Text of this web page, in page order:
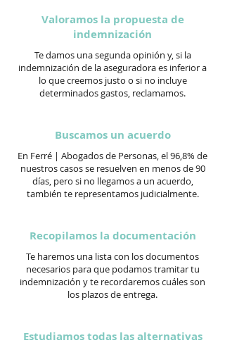
Valoramos la propuesta de
indemnización
Te damos una segunda opinión y, si la
indemnización de la aseguradora es inferior a
lo que creemos justo o si no incluye
determinados gastos, reclamamos.
Buscamos un acuerdo
En Ferré | Abogados de Personas, el 96,8% de
nuestros casos se resuelven en menos de 90
días, pero si no llegamos a un acuerdo,
también te representamos judicialmente.
Recopilamos la documentación
Te haremos una lista con los documentos
necesarios para que podamos tramitar tu
indemnización y te recordaremos cuáles son
los plazos de entrega.
Estudiamos todas las alternativas